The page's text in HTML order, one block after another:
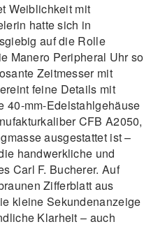
Weiblichkeit mit
hatte sich in
auf die Rolle
Manero Peripheral Uhr so
Zeitmesser mit
feine Details mit
40-mm-Edelstahlgehäuse
CFB A2050,
ausgestattet ist –
handwerkliche und
Carl F. Bucherer. Auf
Zifferblatt aus
kleine Sekundenanzeige
Klarheit – auch